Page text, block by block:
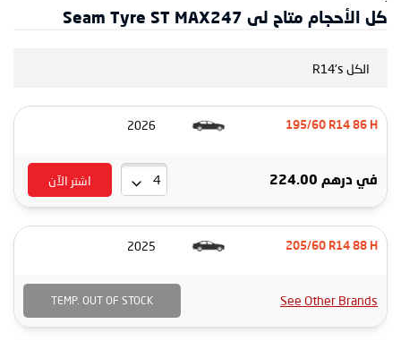
كل الأحجام متاح لى Seam Tyre ST MAX247
الكل R14's
195/60 R14 86 H
2026
في درهم 224.00 اشتر الآن
205/60 R14 88 H
2025
See Other Brands
TEMP. OUT OF STOCK